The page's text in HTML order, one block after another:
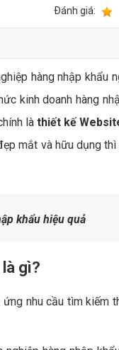
Bảng giá quảng cáo
Bảng giá quản trị
Bảng giá quản trị
Bảng giá SEO Website
Ðánh giá:
hàng nhập khẩu
kinh doanh hàng
là thiết kế
mắt và hữu dụng
khẩu hiệu quả
gì?
nhu cầu tìm kiếm